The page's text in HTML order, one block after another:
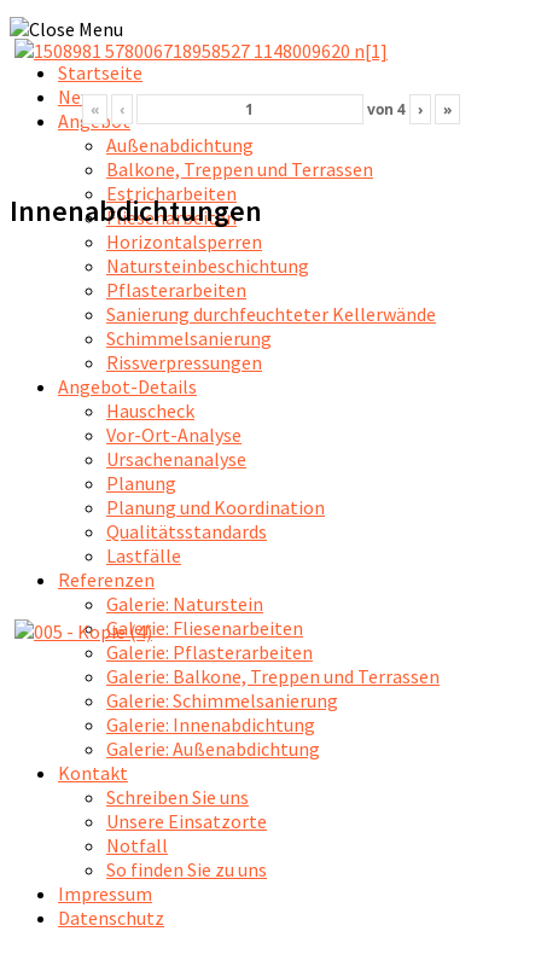
Startseite
News
Angebot
Außenabdichtung
Balkone, Treppen und Terrassen
Estricharbeiten
Fliesenarbeiten
Horizontalsperren
Natursteinbeschichtung
Pflasterarbeiten
Sanierung durchfeuchteter Kellerwände
Schimmelsanierung
Rissverpressungen
Angebot-Details
Hauscheck
Vor-Ort-Analyse
Ursachenanalyse
Planung
Planung und Koordination
Qualitätsstandards
Lastfälle
Referenzen
Galerie: Naturstein
Galerie: Fliesenarbeiten
Galerie: Pflasterarbeiten
Galerie: Balkone, Treppen und Terrassen
Galerie: Schimmelsanierung
Galerie: Innenabdichtung
Galerie: Außenabdichtung
Kontakt
Schreiben Sie uns
Unsere Einsatzorte
Notfall
So finden Sie zu uns
Impressum
Datenschutz
« ‹ von 4 › »
Innenabdichtungen